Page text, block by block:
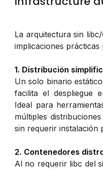
La arquitectura sin
implicaciones prácticas
1. Distribución
Un solo binario
facilita el despliegue
Ideal para
múltiples
sin requerir instalación
2. Contenedores
Al no requerir libc del